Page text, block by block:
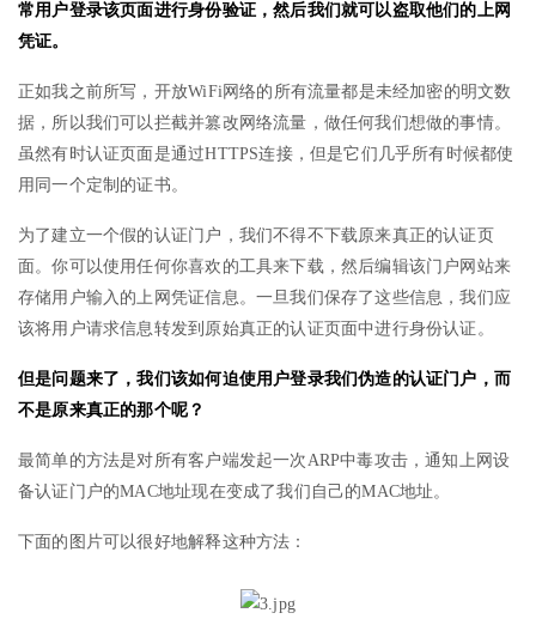
常用户登录该页面进行身份验证，然后我们就可以盗取他们的上网
凭证。
正如我之前所写，开放WiFi网络的所有流量都是未经加密的明文数
据，所以我们可以拦截并篡改网络流量，做任何我们想做的事情。
虽然有时认证页面是通过HTTPS连接，但是它们几乎所有时候都使
用同一个定制的证书。
为了建立一个假的认证门户，我们不得不下载原来真正的认证页
面。你可以使用任何你喜欢的工具来下载，然后编辑该门户网站来
存储用户输入的上网凭证信息。一旦我们保存了这些信息，我们应
该将用户请求信息转发到原始真正的认证页面中进行身份认证。
但是问题来了，我们该如何迫使用户登录我们伪造的认证门户，而
不是原来真正的那个呢？
最简单的方法是对所有客户端发起一次ARP中毒攻击，通知上网设
备认证门户的MAC地址现在变成了我们自己的MAC地址。
下面的图片可以很好地解释这种方法：